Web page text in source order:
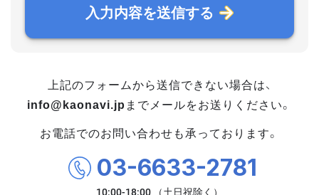
入力内容を送信する
上記のフォームから送信できない場合は、
info@kaonavi.jp までメールをお送りください。
お電話でのお問い合わせも承っております。
03-6633-2781